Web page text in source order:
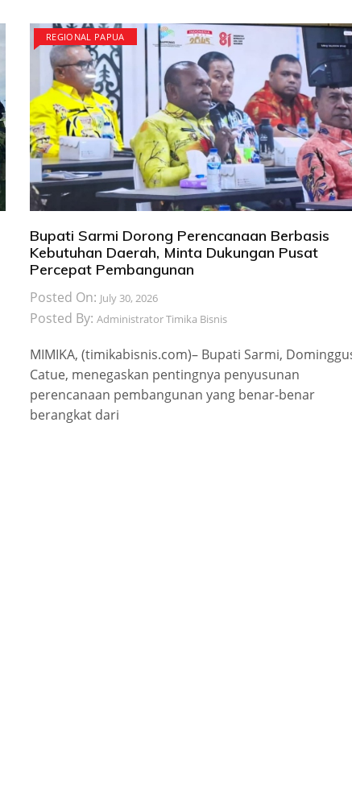
REGIONAL PAPUA
Bupati Sarmi Dorong Perencanaan Berbasis
Kebutuhan Daerah, Minta Dukungan Pusat
Percepat Pembangunan
Posted On: July 30, 2026
Posted By: Administrator Timika Bisnis
MIMIKA, (timikabisnis.com)– Bupati Sarmi,
Catue, menegaskan pentingnya penyusunan
perencanaan pembangunan yang benar-benar
berangkat dari